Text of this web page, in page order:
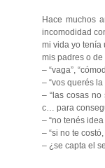
Hace muchos
incomodidad
mi vida yo tenía
mis padres o de
– “vaga”,
– “vos querés
– “las cosas no
c… para
– “no tenés
– “si no te
– ¿se capta el